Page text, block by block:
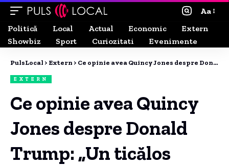
Aa
Politică
Local Actual Economic
Extern
Showbiz
Sport Curiozitati Evenimente
PulsLocal > Extern > Ce opinie avea Quincy Jones despre Donald Trump: „Un ticălos nebun, limitat din punct de vedere mental, nu-l suport”.
EXTERN
Ce opinie avea Quincy
Jones despre Donald
Trump: „Un ticălos